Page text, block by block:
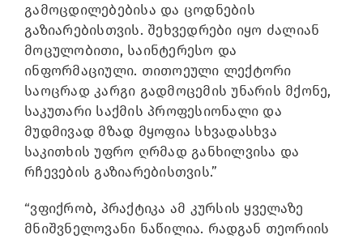
გამოცდილებებისა და ცოდნების
გაზიარებისთვის. შეხვედრები იყო ძალიან
მოცულობითი, საინტერესო და
ინფორმაციული. თითოეული ლექტორი
საოცრად კარგი გადმოცემის უნარის მქონე,
საკუთარი საქმის პროფესიონალი და
მუდმივად მზად მყოფია სხვადასხვა
საკითხის უფრო ღრმად განხილვისა და
რჩევების გაზიარებისთვის.”
“ვფიქრობ, პრაქტიკა ამ კურსის ყველაზე
მნიშვნელოვანი ნაწილია. რადგან თეორიის